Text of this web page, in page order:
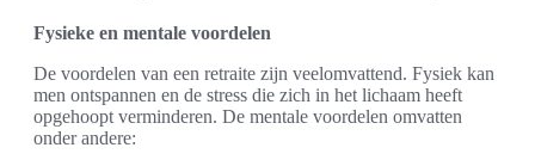
Fysieke en mentale voordelen
De voordelen van een retraite zijn veelomvattend. Fysiek kan
men ontspannen en de stress die zich in het lichaam heeft
opgehoopt verminderen. De mentale voordelen omvatten
onder andere: